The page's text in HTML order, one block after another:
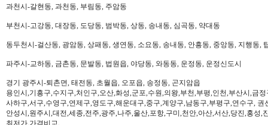
과천시-갈현동, 과천동, 부림동, 주암동
부천시-고강동, 대장동, 도당동, 범박동, 상동, 송내동, 심곡동, 약대동
동두천시-걸산동, 광암동, 상패동, 생연동, 소요동, 송내동, 안흥동, 중앙동, 지행동,
파주시-교하동, 금촌동, 문발동, 법원읍, 야당동, 와동동, 운정동, 운정신도시
경기 광주시-퇴촌면, 태전동, 초월읍, 오포읍, 송정동, 곤지암읍
용인시,기흥구,수지구,처인구,오산,화성,군포,수원,의왕,부천,부평,인천,부산시,금
사하구,서구,수영구,연제구,영도구,해운대구,중구,계양구,남동구,부평구,연수구,
안성시,원주시,대전,세종,전주,광주,나주,울산,포항,구미,천안,아산,서산,당진,홍성,
최저가,가격비교,